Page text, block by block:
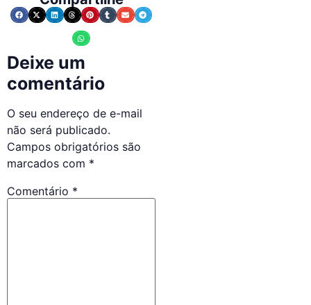
Deixe um
comentário
O seu endereço de e-mail
não será publicado.
Campos obrigatórios são
marcados com *
Comentário *